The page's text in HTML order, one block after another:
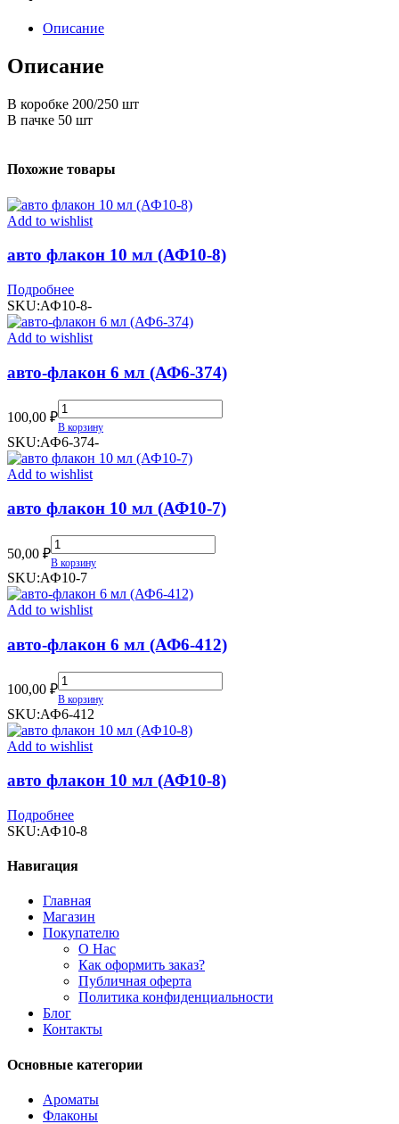
Описание
Описание
В коробке 200/250 шт
В пачке 50 шт
Похожие товары
Add to wishlist
авто флакон 10 мл (АФ10-8)
Подробнее
SKU:АФ10-8-
Add to wishlist
авто-флакон 6 мл (АФ6-374)
100,00 ₽
авто-
флакон
6
мл
(АФ6-
quantity
В корзину
SKU:АФ6-374-
Add to wishlist
авто флакон 10 мл (АФ10-7)
50,00 ₽
авто
флакон
10
мл
(АФ10-
quantity
В корзину
SKU:АФ10-7
Add to wishlist
авто-флакон 6 мл (АФ6-412)
100,00 ₽
авто-
флакон
6
мл
(АФ6-
quantity
В корзину
SKU:АФ6-412
Add to wishlist
авто флакон 10 мл (АФ10-8)
Подробнее
SKU:АФ10-8
Навигация
Главная
Магазин
Покупателю
О Нас
Как оформить заказ?
Публичная оферта
Политика конфиденциальности
Блог
Контакты
Основные категории
Ароматы
Флаконы